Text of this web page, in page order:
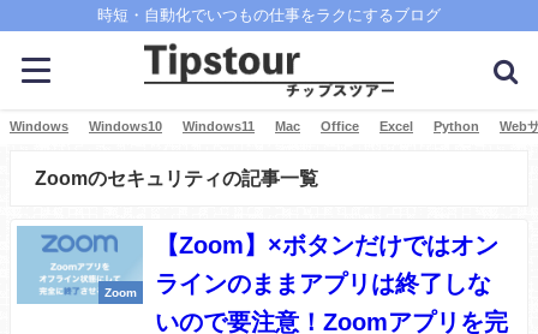
時短・自動化でいつもの仕事をラクにするブログ
Windows Windows10 Windows11 Mac Office Excel Python Web
Zoomのセキュリティの記事一覧
Zoom
【Zoom】×ボタンだけではオン
ラインのままアプリは終了しな
いので要注意！Zoomアプリを完